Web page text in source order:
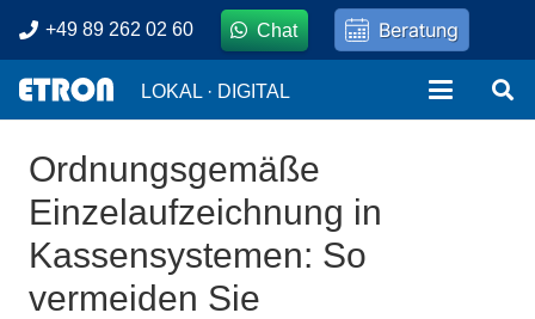
+49 89 262 02 60 Chat Beratung
LOKAL · DIGITAL
Ordnungsgemäße
Einzelaufzeichnung in
Kassensystemen: So
vermeiden Sie